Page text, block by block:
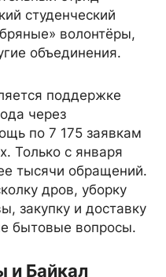
студенческий
волонтёры,
объединения.
поддержке
через
по 7 175 заявкам
Только с января
тысячи обращений.
дров, уборку
закупку и доставку
бытовые вопросы.
и Байкал